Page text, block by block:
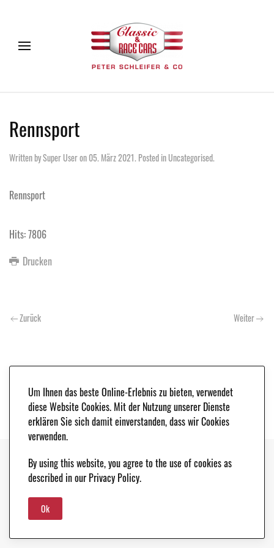
Rennsport
Written by Super User on05. März 2021. Posted inUncategorised.
Rennsport
Hits: 7806
Drucken
Zurück Weiter
Copyright © 2021. Classic & Race Cars - Peter Schleifer & Co. |IMPRESSUM
DATENSCHUTZ
Um Ihnen das beste Online-Erlebnis zu bieten, verwendet
diese Website Cookies. Mit der Nutzung unserer Dienste
erklären Sie sich damit einverstanden, dass wir Cookies
verwenden.
By using this website, you agree to the use of cookies as
described in our Privacy Policy.
Ok